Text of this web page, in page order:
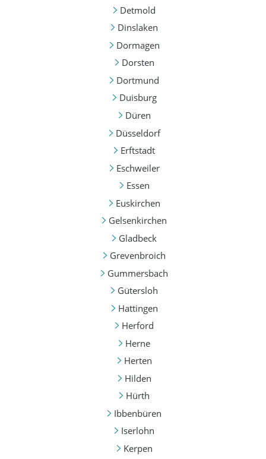
Detmold
Dinslaken
Dormagen
Dorsten
Dortmund
Duisburg
Düren
Düsseldorf
Erftstadt
Eschweiler
Essen
Euskirchen
Gelsenkirchen
Gladbeck
Grevenbroich
Gummersbach
Gütersloh
Hattingen
Herford
Herne
Herten
Hilden
Hürth
Ibbenbüren
Iserlohn
Kerpen